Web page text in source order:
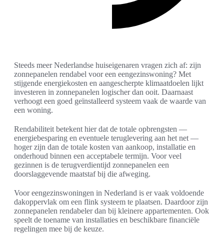
Steeds meer Nederlandse huiseigenaren vragen zich af: zijn
zonnepanelen rendabel voor een eengezinswoning? Met
stijgende energiekosten en aangescherpte klimaatdoelen lijkt
investeren in zonnepanelen logischer dan ooit. Daarnaast
verhoogt een goed geïnstalleerd systeem vaak de waarde van
een woning.
Rendabiliteit betekent hier dat de totale opbrengsten —
energiebesparing en eventuele teruglevering aan het net —
hoger zijn dan de totale kosten van aankoop, installatie en
onderhoud binnen een acceptabele termijn. Voor veel
gezinnen is de terugverdientijd zonnepanelen een
doorslaggevende maatstaf bij die afweging.
Voor eengezinswoningen in Nederland is er vaak voldoende
dakoppervlak om een flink systeem te plaatsen. Daardoor zijn
zonnepanelen rendabeler dan bij kleinere appartementen. Ook
speelt de toename van installaties en beschikbare financiële
regelingen mee bij de keuze.